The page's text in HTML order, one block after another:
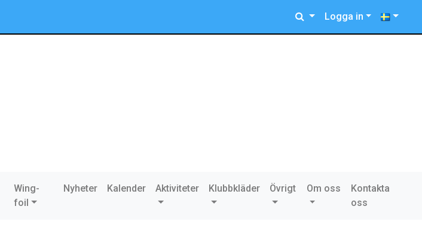
Logga in
Wing-
foil
Nyheter Kalender Aktiviteter Klubbkläder Övrigt Om oss
Kontakta
oss